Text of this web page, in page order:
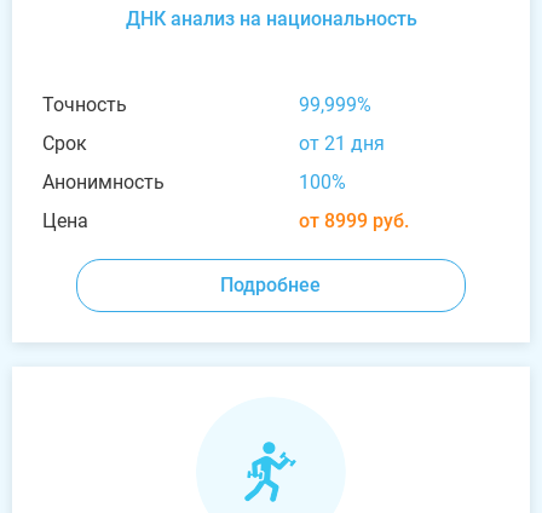
ДНК анализ на национальность
Точность
99,999%
Срок
от 21 дня
Анонимность
100%
Цена
от 8999 руб.
Подробнее